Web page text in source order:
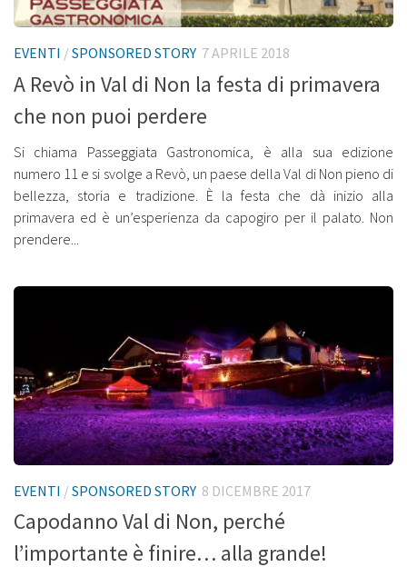
EVENTI / SPONSORED STORY 7 APRILE 2018
A Revò in Val di Non la festa di primavera
che non puoi perdere
Si chiama Passeggiata Gastronomica, è alla sua edizione
numero 11 e si svolge a Revò, un paese della Val di Non pieno di
bellezza, storia e tradizione. È la festa che dà inizio alla
primavera ed è un’esperienza da capogiro per il palato. Non
prendere...
EVENTI / SPONSORED STORY 8 DICEMBRE 2017
Capodanno Val di Non, perché
l’importante è finire… alla grande!